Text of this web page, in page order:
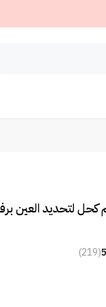
قلم كحل لتحديد
5
(219)